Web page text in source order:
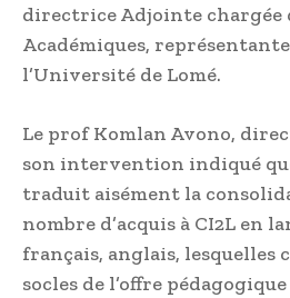
directrice Adjointe chargée
Académiques,
l’Université de Lomé.
Le prof Komlan Avono,
son intervention indiqué
traduit aisément la
nombre d’acquis à CI2L en
français, anglais, lesquelles
socles de l’offre pédagogique